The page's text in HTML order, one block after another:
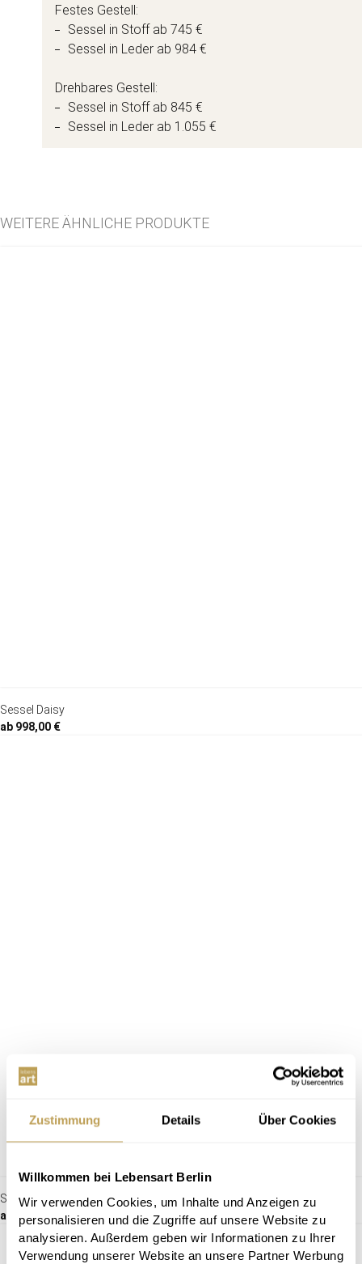
Zustimmung Details Über Cookies
Willkommen bei Lebensart Berlin
Wir verwenden Cookies, um Inhalte und Anzeigen zu
personalisieren und die Zugriffe auf unsere Website zu
analysieren. Außerdem geben wir Informationen zu Ihrer
Verwendung unserer Website an unsere Partner Werbung
Festes Gestell:
Sessel in Stoff ab 745 €
Sessel in Leder ab 984 €
Drehbares Gestell:
Sessel in Stoff ab 845 €
Sessel in Leder ab 1.055 €
WEITERE ÄHNLICHE PRODUKTE
Sessel Daisy
ab 998,00 €
Sessel Julia
ab 1.209,00 €